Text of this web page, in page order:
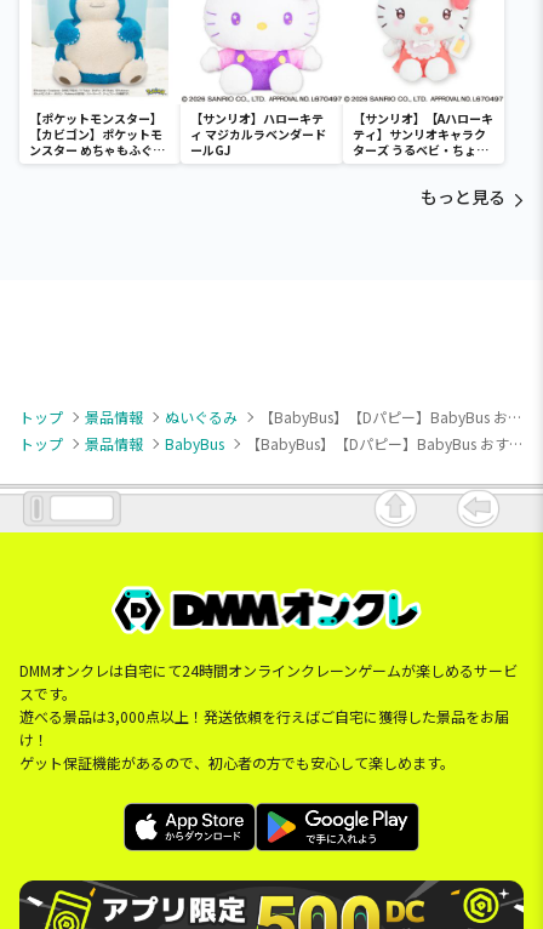
【ポケットモンスター】
【カビゴン】ポケットモ
ンスター めちゃもふぐっ
と ほっこりいやされぬい
【サンリオ】ハローキテ
ィ マジカルラベンダード
ールGJ
【サンリオ】【Aハローキ
ティ】サンリオキャラク
ターズ うるベビ・ちょい
デカドール
もっと見る
トップ 景品情報 ぬいぐるみ
【BabyBus】【Dパピー】BabyBus おすわりぬいぐるみ ラブール警部編
トップ
景品情報 BabyBus 【BabyBus】【Dパピー】BabyBus おすわりぬいぐるみ ラブール警部編
DMMオンクレは自宅にて24時間オンラインクレーンゲームが楽しめるサービ
スです。
遊べる景品は3,000点以上！発送依頼を行えばご自宅に獲得した景品をお届
け！
ゲット保証機能があるので、初心者の方でも安心して楽しめます。